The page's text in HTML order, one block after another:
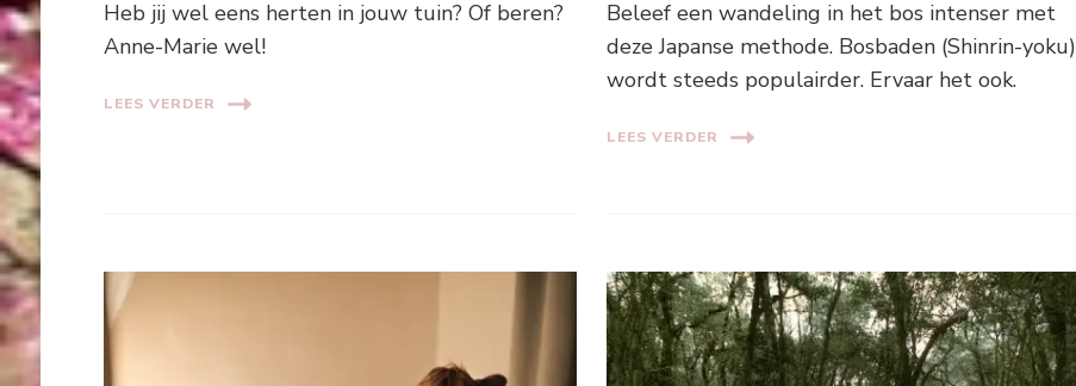
Heb jij wel eens herten in jouw tuin? Of beren?
Anne-Marie wel!
LEES VERDER
Beleef een wandeling in het bos intenser met
deze Japanse methode. Bosbaden (Shinrin-yoku)
wordt steeds populairder. Ervaar het ook.
LEES VERDER